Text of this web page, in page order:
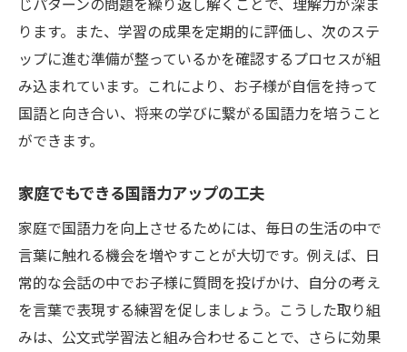
ります。また、学習の成果を定期的に評価し、次のステ
ップに進む準備が整っているかを確認するプロセスが組
み込まれています。これにより、お子様が自信を持って
国語と向き合い、将来の学びに繋がる国語力を培うこと
ができます。
家庭でもできる国語力アップの工夫
家庭で国語力を向上させるためには、毎日の生活の中で
言葉に触れる機会を増やすことが大切です。例えば、日
常的な会話の中でお子様に質問を投げかけ、自分の考え
を言葉で表現する練習を促しましょう。こうした取り組
みは、公文式学習法と組み合わせることで、さらに効果